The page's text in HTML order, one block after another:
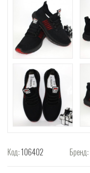
Код:106402 Бренд: